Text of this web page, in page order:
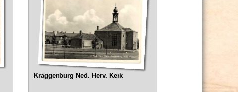
Kraggenburg Ned. Herv. Kerk